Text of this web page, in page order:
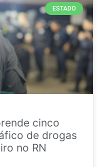
ESTADO
cinco
de drogas
no RN